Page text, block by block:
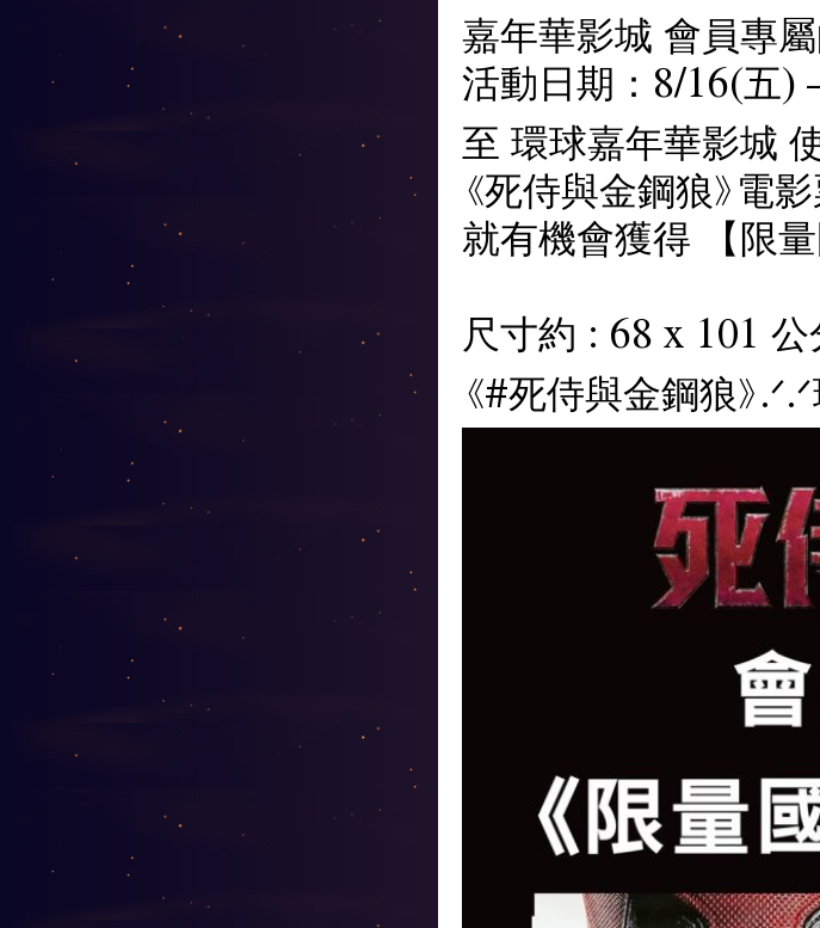
嘉年華影城 會員專
活動日期：8/16(五)
至 環球嘉年華影城
《死侍與金鋼狼》電
就有機會獲得 【限
尺寸約 : 68 x 101 公
《#死侍與金鋼狼》